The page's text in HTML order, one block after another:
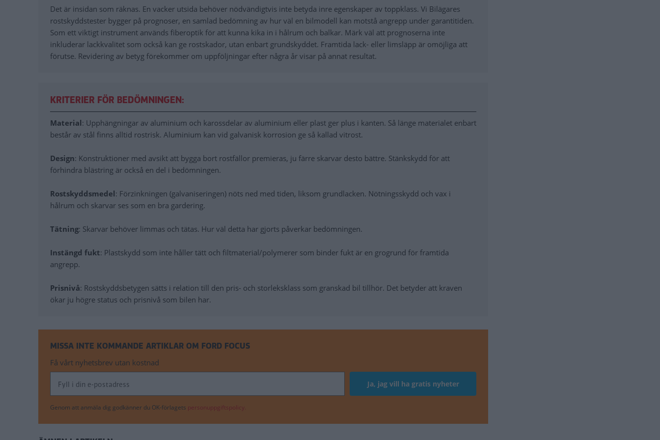
Det är insidan som räknas. En vacker utsida behöver nödvändigtvis inte betyda inre egenskaper av toppklass. Vi Bilägares
rostskyddstester bygger på prognoser, en samlad bedömning av hur väl en bilmodell kan motstå angrepp under garantitiden.
Som ett viktigt instrument används fiberoptik för att kunna kika in i hålrum och balkar. Märk väl att prognoserna inte
inkluderar lackkvalitet som också kan ge rostskador, utan enbart grundskyddet. Framtida lack- eller limsläpp är omöjliga att
förutse. Revidering av betyg förekommer om uppföljningar efter några år visar på annat resultat.
KRITERIER FÖR BEDÖMNINGEN:
Material: Upphängningar av aluminium och karossdelar av aluminium eller plast ger plus i kanten. Så länge materialet enbart
består av stål finns alltid rostrisk. Aluminium kan vid galvanisk korrosion ge så kallad vitrost.
Design: Konstruktioner med avsikt att bygga bort rostfällor premieras, ju färre skarvar desto bättre. Stänkskydd för att
förhindra blästring är också en del i bedömningen.
Rostskyddsmedel: Förzinkningen (galvaniseringen) nöts ned med tiden, liksom grundlacken. Nötningsskydd och vax i
hålrum och skarvar ses som en bra gardering.
Tätning: Skarvar behöver limmas och tätas. Hur väl detta har gjorts påverkar bedömningen.
Instängd fukt: Plastskydd som inte håller tätt och filtmaterial/polymerer som binder fukt är en grogrund för framtida
angrepp.
Prisnivå: Rostskyddsbetygen sätts i relation till den pris- och storleksklass som granskad bil tillhör. Det betyder att kraven
ökar ju högre status och prisnivå som bilen har.
MISSA INTE KOMMANDE ARTIKLAR OM FORD FOCUS
Få vårt nyhetsbrev utan kostnad
Genom att anmäla dig godkänner du OK-förlagets personuppgiftspolicy.